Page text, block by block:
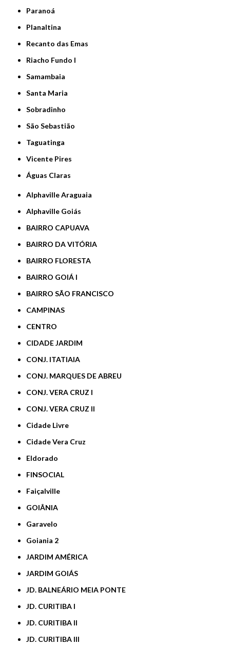
Paranoá
Planaltina
Recanto das Emas
Riacho Fundo I
Samambaia
Santa Maria
Sobradinho
São Sebastião
Taguatinga
Vicente Pires
Águas Claras
Alphaville Araguaia
Alphaville Goiás
BAIRRO CAPUAVA
BAIRRO DA VITÓRIA
BAIRRO FLORESTA
BAIRRO GOIÁ I
BAIRRO SÃO FRANCISCO
CAMPINAS
CENTRO
CIDADE JARDIM
CONJ. ITATIAIA
CONJ. MARQUES DE ABREU
CONJ. VERA CRUZ I
CONJ. VERA CRUZ II
Cidade Livre
Cidade Vera Cruz
Eldorado
FINSOCIAL
Faiçalville
GOIÂNIA
Garavelo
Goiania 2
JARDIM AMÉRICA
JARDIM GOIÁS
JD. BALNEÁRIO MEIA PONTE
JD. CURITIBA I
JD. CURITIBA II
JD. CURITIBA III